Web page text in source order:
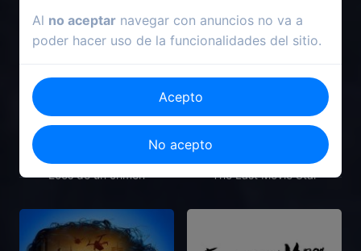
2022
Ecos de un crimen
2018
The Last Movie Star
Al no aceptar navegar con anuncios no va a
poder hacer uso de la funcionalidades del sitio.
Acepto
No acepto